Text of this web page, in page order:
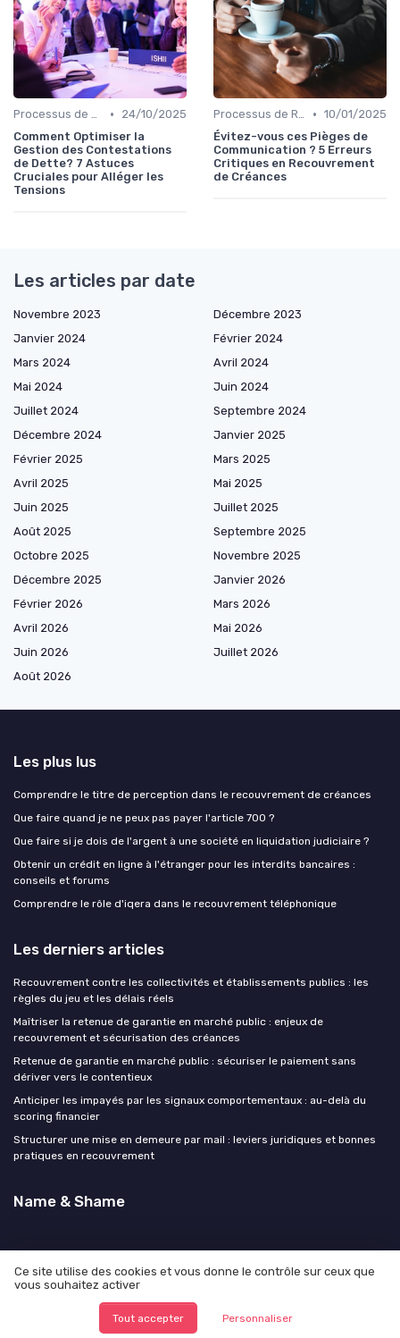
Processus de Recouvrement •
24/10/2025
Comment Optimiser la
Gestion des Contestations
de Dette? 7 Astuces
Cruciales pour Alléger les
Tensions
Processus de Recouvrement • 10/01/2025
Évitez-vous ces Pièges de
Communication ? 5 Erreurs
Critiques en Recouvrement
de Créances
Les articles par date
Novembre 2023
Décembre 2023
Janvier 2024
Février 2024
Mars 2024
Avril 2024
Mai 2024
Juin 2024
Juillet 2024
Septembre 2024
Décembre 2024
Janvier 2025
Février 2025
Mars 2025
Avril 2025
Mai 2025
Juin 2025
Juillet 2025
Août 2025
Septembre 2025
Octobre 2025
Novembre 2025
Décembre 2025
Janvier 2026
Février 2026
Mars 2026
Avril 2026
Mai 2026
Juin 2026
Juillet 2026
Août 2026
Les plus lus
Comprendre le titre de perception dans le recouvrement de créances
Que faire quand je ne peux pas payer l'article 700 ?
Que faire si je dois de l'argent à une société en liquidation judiciaire ?
Obtenir un crédit en ligne à l'étranger pour les interdits bancaires :
conseils et forums
Comprendre le rôle d'iqera dans le recouvrement téléphonique
Les derniers articles
Recouvrement contre les collectivités et établissements publics : les
règles du jeu et les délais réels
Maîtriser la retenue de garantie en marché public : enjeux de
recouvrement et sécurisation des créances
Retenue de garantie en marché public : sécuriser le paiement sans
dériver vers le contentieux
Anticiper les impayés par les signaux comportementaux : au-delà du
scoring financier
Structurer une mise en demeure par mail : leviers juridiques et bonnes
pratiques en recouvrement
Name & Shame
Mentions légales
© Name & Shame 2026
Ce site utilise des cookies et vous donne le contrôle sur ceux que
vous souhaitez activer
Tout accepter Personnaliser